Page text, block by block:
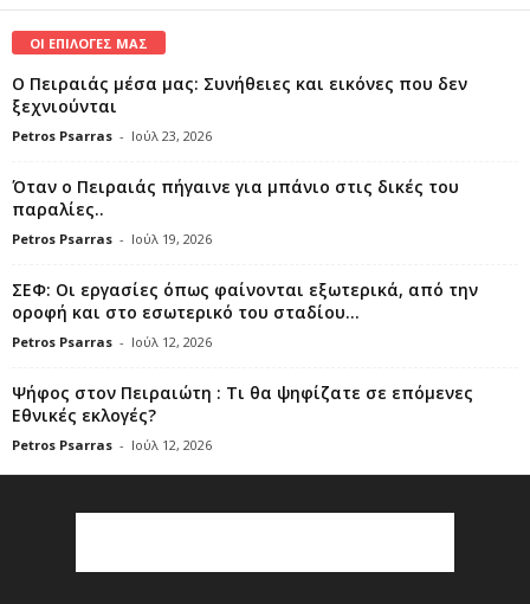
ΟΙ ΕΠΙΛΟΓΕΣ ΜΑΣ
Ο Πειραιάς μέσα μας: Συνήθειες και εικόνες που δεν
ξεχνιούνται
Petros Psarras - Ιούλ 23, 2026
Όταν ο Πειραιάς πήγαινε για μπάνιο στις δικές του
παραλίες..
Petros Psarras - Ιούλ 19, 2026
ΣΕΦ: Οι εργασίες όπως φαίνονται εξωτερικά, από την
οροφή και στο εσωτερικό του σταδίου...
Petros Psarras - Ιούλ 12, 2026
Ψήφος στον Πειραιώτη : Τι θα ψηφίζατε σε επόμενες
Εθνικές εκλογές?
Petros Psarras - Ιούλ 12, 2026